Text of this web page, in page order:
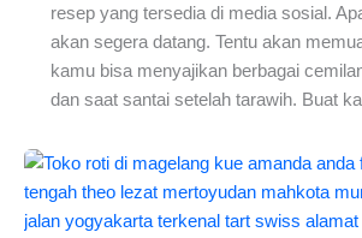
resep yang tersedia di media sosial.
akan segera datang. Tentu akan
kamu bisa menyajikan berbagai
dan saat santai setelah tarawih. Buat